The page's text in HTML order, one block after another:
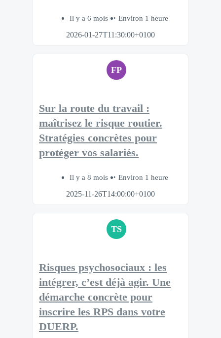
Il y a 6 mois
Environ 1 heure
2026-01-27T11:30:00+0100
FP
Sur la route du travail :
maîtrisez le risque routier.​
Stratégies concrètes pour
protéger vos salariés.​
Il y a 8 mois
Environ 1 heure
2025-11-26T14:00:00+0100
TS
Risques psychosociaux : les
intégrer, c’est déjà agir.​ Une
démarche concrète pour
inscrire les RPS dans votre
DUERP.​